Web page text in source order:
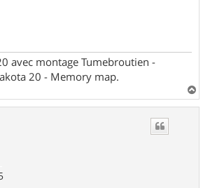
avec montage Tumebroutien -
20 - Memory map.
a